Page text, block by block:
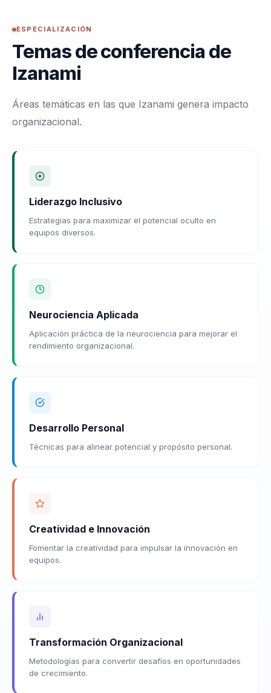
ESPECIALIZACIÓN
Temas de conferencia de
Izanami
Áreas temáticas en las que Izanami genera impacto
organizacional.
Liderazgo Inclusivo
Estrategias para maximizar el potencial oculto en
equipos diversos.
Neurociencia Aplicada
Aplicación práctica de la neurociencia para mejorar el
rendimiento organizacional.
Desarrollo Personal
Técnicas para alinear potencial y propósito personal.
Creatividad e Innovación
Fomentar la creatividad para impulsar la innovación en
equipos.
Transformación Organizacional
Metodologías para convertir desafíos en oportunidades
de crecimiento.